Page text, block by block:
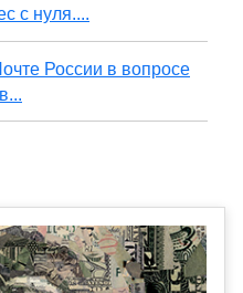
с нуля....
России в вопросе